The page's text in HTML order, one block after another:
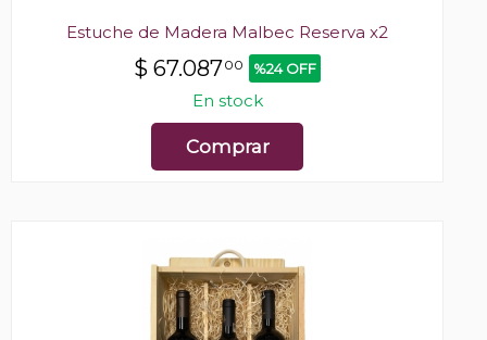
Estuche de Madera Malbec Reserva x2
$ 67.08700 %24 OFF
En stock
Comprar